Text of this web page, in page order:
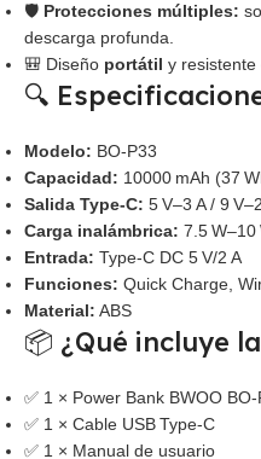
🛡️ Protecciones múltiples:
descarga profunda.
🎒 Diseño portátil y resistente
🔍
Modelo: BO‑P33
Capacidad: 10000 mAh (37
Salida Type‑C: 5 V–3 A / 9
Carga inalámbrica: 7.5 W–10
Entrada: Type‑C DC 5 V/2 A
Funciones: Quick Charge,
Material: ABS
📦 ¿Qué incluye
✅ 1 × Power Bank BWOO
✅ 1 × Cable USB Type‑C
✅ 1 × Manual de usuario